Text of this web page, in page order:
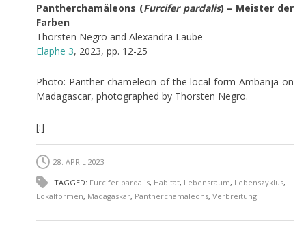
Pantherchamäleons (Furcifer pardalis) – Meister der
Farben
Thorsten Negro and Alexandra Laube
Elaphe 3, 2023, pp. 12-25
Photo: Panther chameleon of the local form Ambanja on
Madagascar, photographed by Thorsten Negro.
[:]
28. APRIL 2023
TAGGED: Furcifer pardalis, Habitat, Lebensraum, Lebenszyklus,
Lokalformen, Madagaskar, Pantherchamäleons, Verbreitung